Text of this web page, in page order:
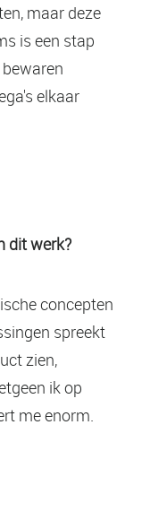
maar deze
is een stap
elkaar
dit werk?
concepten
spreekt
zien,
ik op
me enorm.